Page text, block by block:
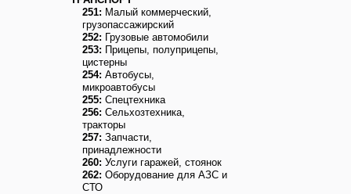
251: Малый коммерческий,
грузопассажирский
252: Грузовые автомобили
253: Прицепы, полуприцепы,
цистерны
254: Автобусы,
микроавтобусы
255: Спецтехника
256: Сельхозтехника,
тракторы
257: Запчасти,
принадлежности
260: Услуги гаражей, стоянок
262: Оборудование для АЗС и
СТО